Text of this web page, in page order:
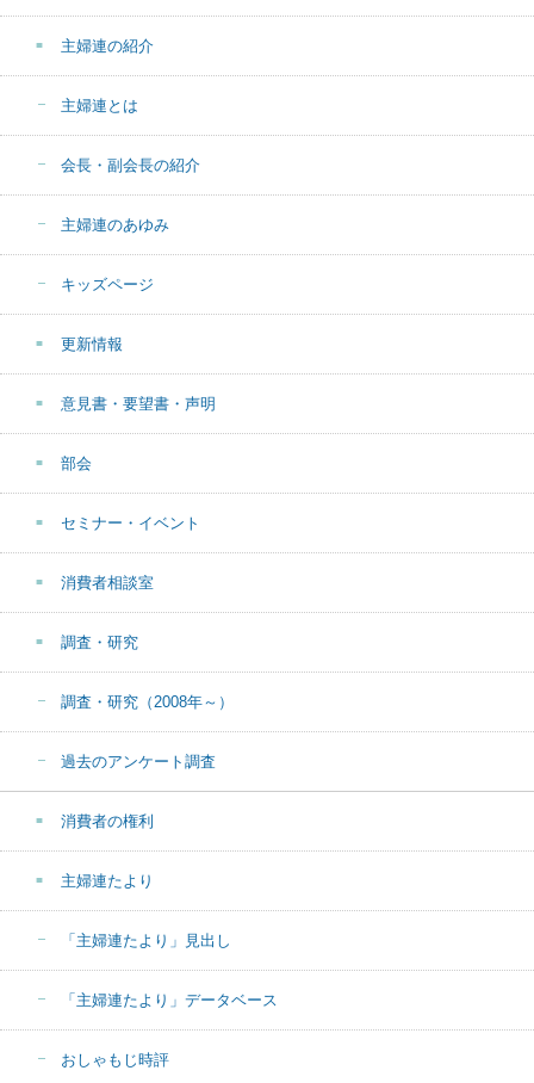
主婦連の紹介
主婦連とは
会長・副会長の紹介
主婦連のあゆみ
キッズページ
更新情報
意見書・要望書・声明
部会
セミナー・イベント
消費者相談室
調査・研究
調査・研究（2008年～）
過去のアンケート調査
消費者の権利
主婦連たより
「主婦連たより」見出し
「主婦連たより」データベース
おしゃもじ時評